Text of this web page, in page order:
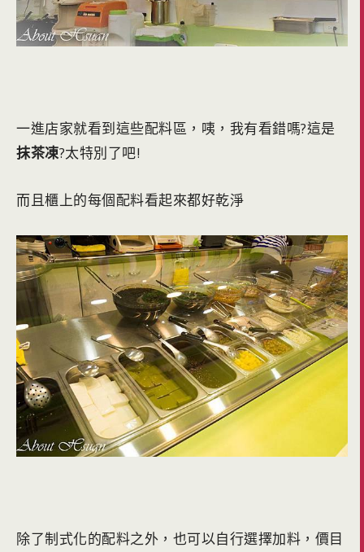
一進店家就看到這些配料區，咦，我有看錯嗎?這是
抹茶凍?太特別了吧!
而且櫃上的每個配料看起來都好乾淨
除了制式化的配料之外，也可以自行選擇加料，價目